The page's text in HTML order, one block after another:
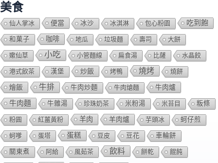
美食
仙人掌冰 便當 冰沙 冰淇淋 包心粉園 吃到飽
和菓子 咖啡 地瓜 垃圾麵 壽司 大餅
嫰仙草 小吃 小管麵線 扁食湯 比薩 水晶餃
港式飲茶 漢堡 炒飯 烤鴨 燒烤 燒餅
燴飯 牛排 牛肉炒麵 牛肉熗麵 牛肉爐
牛肉麵 牛雜湯 珍珠奶茶 米粉湯 米苔目 粄條
粉圓 紅薑黃粉 羊肉 羊肉爐 芋頭冰 蚵仔煎
蚵嗲 蛋塔 蛋糕 豆皮 豆花 車輪餅
關東煮 阿給 風茹茶 飲料 餅乾 餛飩